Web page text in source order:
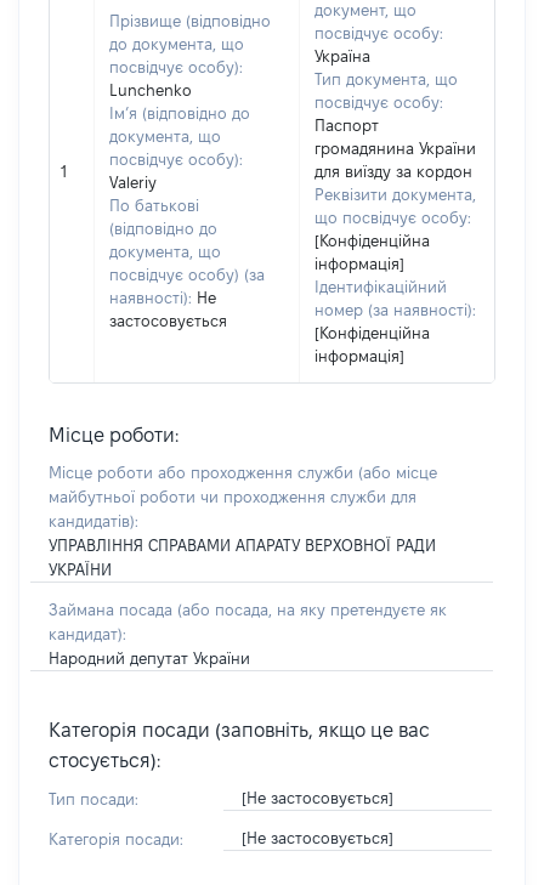
1
Прізвище (відповідно
до документа, що
посвідчує особу):
Lunchenko
Ім’я (відповідно до
документа, що
посвідчує особу):
Valeriy
По батькові
(відповідно до
документа, що
посвідчує особу) (за
наявності): Не
застосовується
документ, що
посвідчує особу:
Україна
Тип документа, що
посвідчує особу:
Паспорт
громадянина України
для виїзду за кордон
Реквізити документа,
що посвідчує особу:
[Конфіденційна
інформація]
Ідентифікаційний
номер (за наявності):
[Конфіденційна
інформація]
Місце роботи:
Місце роботи або проходження служби (або місце
майбутньої роботи чи проходження служби для
кандидатів):
УПРАВЛІННЯ СПРАВАМИ АПАРАТУ ВЕРХОВНОЇ РАДИ
УКРАЇНИ
Займана посада (або посада, на яку претендуєте як
кандидат):
Народний депутат України
Категорія посади (заповніть, якщо це вас
стосується):
Тип посади: [Не застосовується]
Категорія посади: [Не застосовується]